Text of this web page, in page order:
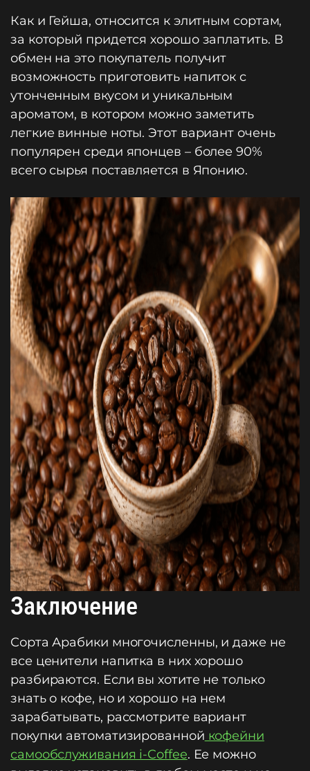
Как и Гейша, относится к элитным сортам,
за который придется хорошо заплатить. В
обмен на это покупатель получит
возможность приготовить напиток с
утонченным вкусом и уникальным
ароматом, в котором можно заметить
легкие винные ноты. Этот вариант очень
популярен среди японцев – более 90%
всего сырья поставляется в Японию.
Заключение
Сорта Арабики многочисленны, и даже не
все ценители напитка в них хорошо
разбираются. Если вы хотите не только
знать о кофе, но и хорошо на нем
зарабатывать, рассмотрите вариант
покупки автоматизированной кофейни
самообслуживания i-Coffee. Ее можно